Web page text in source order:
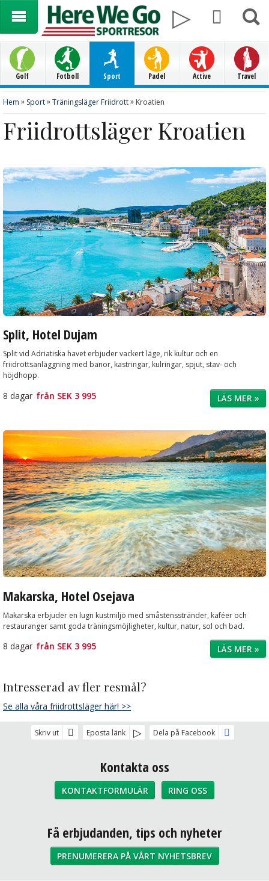
Golf Fotboll Sport Padel Active Travel
Hem » Sport»Träningsläger Friidrott» Kroatien
Friidrottsläger Kroatien
Split, Hotel Dujam
Split vid Adriatiska havet erbjuder vackert läge, rik kultur och en
friidrottsanläggning med banor, kastringar, kulringar, spjut, stav- och
höjdhopp.
8 dagar från SEK 3 995 LÄS MER »
Makarska, Hotel Osejava
Makarska erbjuder en lugn kustmiljö med småstensstränder, kaféer och
restauranger samt goda träningsmöjligheter, kultur, natur, sol och bad.
8 dagar från SEK 3 995 LÄS MER »
Intresserad av fler resmål?
Se alla våra friidrottsläger här! >>
Skriv ut Eposta länk Dela på Facebook
Kontakta oss
KONTAKTFORMULÄR RING OSS
Sociala medier
Få erbjudanden, tips och nyheter
PRENUMERERA PÅ VÅRT NYHETSBREV